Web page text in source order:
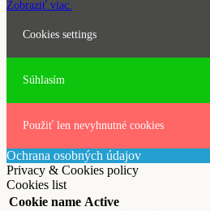
Zobraziť viac.
Cookies settings
Súhlasím
Použiť len nevyhnutné cookies
Ochrana osobných údajov
Privacy & Cookies policy
Cookies list
Cookie name Active